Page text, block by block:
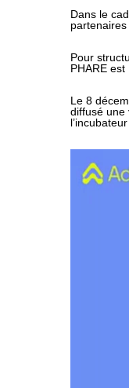
Dans le
Pour
PHARE
Le 8
diffusé une